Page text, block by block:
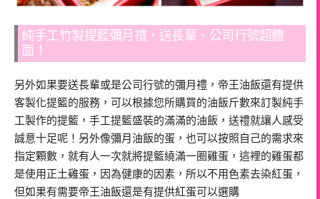
純手工竹製提籃彌月禮，送長輩、公司行號超體
面！
另外如果要送長輩或是公司行號的彌月禮，帝王油飯還有提供
客製化提籃的服務，可以根據您所購買的油飯斤數來訂製純手
工製作的提籃，手工提籃盛裝的滿滿的油飯，送禮就讓人感受
誠意十足呢！另外像彌月油飯的蛋，也可以按照自己的需求來
指定顆數，就有人一次就將提籃繞滿一圈雞蛋，這裡的雞蛋都
是使用正土雞蛋，因為健康的因素，所以不用色素去染紅蛋，
但如果有需要帝王油飯還是有提供紅蛋可以選購